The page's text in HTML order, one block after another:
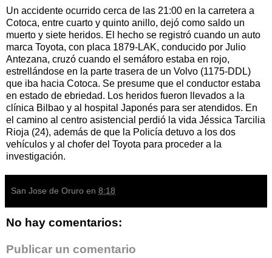
Un accidente ocurrido cerca de las 21:00 en la carretera a
Cotoca, entre cuarto y quinto anillo, dejó como saldo un
muerto y siete heridos. El hecho se registró cuando un auto
marca Toyota, con placa 1879-LAK, conducido por Julio
Antezana, cruzó cuando el semáforo estaba en rojo,
estrellándose en la parte trasera de un Volvo (1175-DDL)
que iba hacia Cotoca. Se presume que el conductor estaba
en estado de ebriedad. Los heridos fueron llevados a la
clínica Bilbao y al hospital Japonés para ser atendidos. En
el camino al centro asistencial perdió la vida Jéssica Tarcilia
Rioja (24), además de que la Policía detuvo a los dos
vehículos y al chofer del Toyota para proceder a la
investigación.
San Jose de Oruro en 8:18
No hay comentarios:
Publicar un comentario